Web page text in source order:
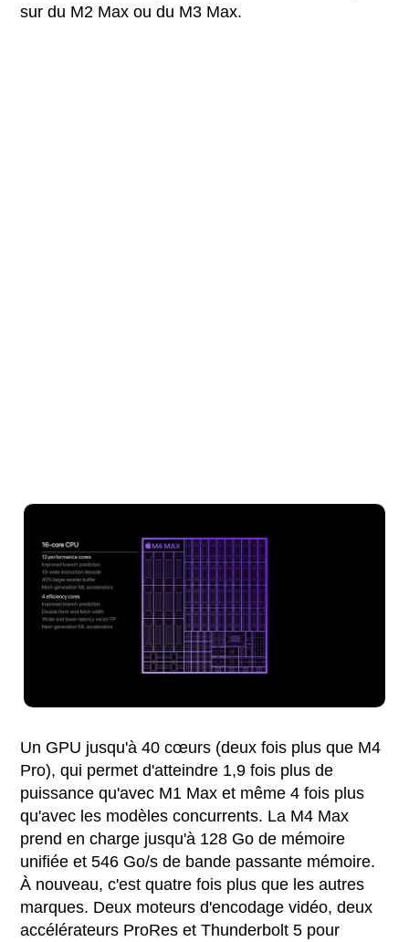
sur du M2 Max ou du M3 Max.
Un GPU jusqu'à 40 cœurs (deux fois plus que M4
Pro), qui permet d'atteindre 1,9 fois plus de
puissance qu'avec M1 Max et même 4 fois plus
qu'avec les modèles concurrents. La M4 Max
prend en charge jusqu'à 128 Go de mémoire
unifiée et 546 Go/s de bande passante mémoire.
À nouveau, c'est quatre fois plus que les autres
marques. Deux moteurs d'encodage vidéo, deux
accélérateurs ProRes et Thunderbolt 5 pour